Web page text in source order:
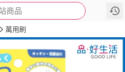
商品
詳情
萬用刷